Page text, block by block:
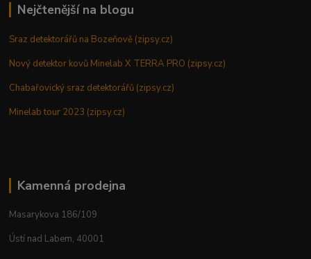
Nejčtenější na blogu
Sraz detektorářů na Bozeňově (zipsy.cz)
Nový detektor kovů Minelab X TERRA PRO (zipsy.cz)
Chabařovický sraz detektorářů (zipsy.cz)
Minelab tour 2023 (zipsy.cz)
Kamenná prodejna
Masarykova 186/109
Ústí nad Labem, 40001